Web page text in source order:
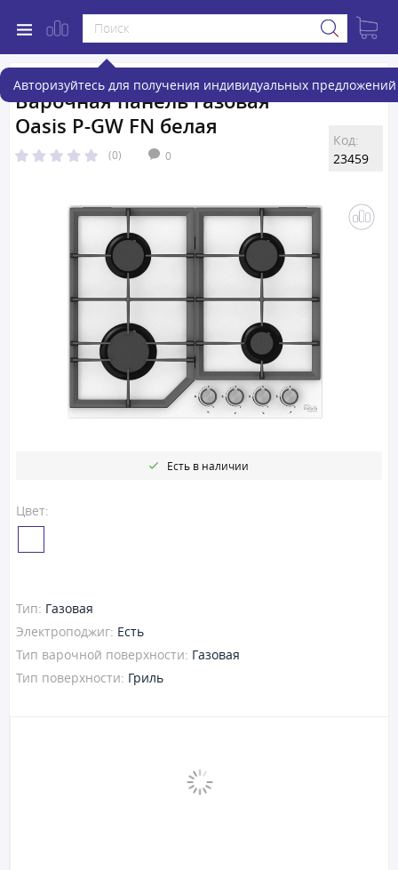
Авторизуйтесь для получения индивидуальных предложений
Варочная панель газовая
Oasis P-GW FN белая
(0) 0
Код:
23459
Цвет:
Есть в наличии
Тип: Газовая
Электроподжиг: Есть
Тип варочной поверхности: Газовая
Тип поверхности: Гриль